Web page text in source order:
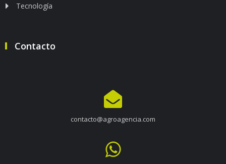
Tecnología
Contacto
contacto@agroagencia.com